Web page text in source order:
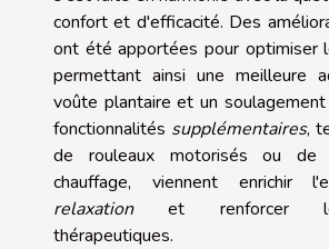
confort et d'efficacité. Des
ont été apportées pour optimiser
permettant ainsi une meilleure
voûte plantaire et un
fonctionnalités supplémentaires,
de rouleaux motorisés ou de
chauffage, viennent enrichir
relaxationet renforcer
thérapeutiques.